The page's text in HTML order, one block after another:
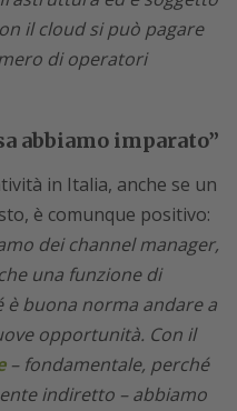
il cloud si può pagare
di operatori
abbiamo imparato”
in Italia, anche se un
è comunque positivo:
dei channel manager,
una funzione di
buona norma andare a
opportunità. Con il
– fondamentale, perché
indiretto – abbiamo